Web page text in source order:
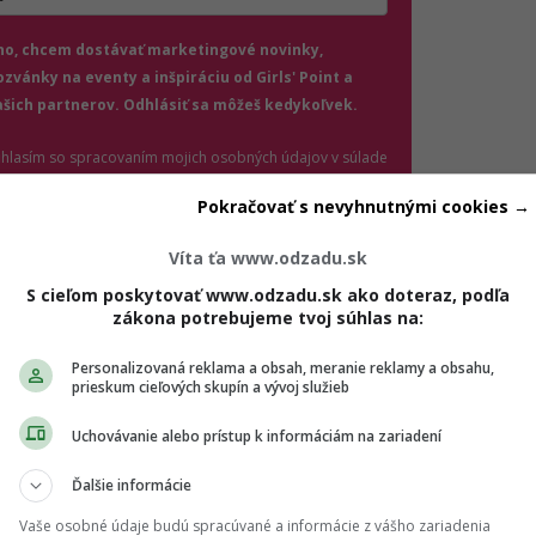
chcem dostávať marketingové novinky,
na eventy a inšpiráciu od Girls' Point a
partnerov. Odhlásiť sa môžeš kedykoľvek.
so spracovaním mojich osobných údajov v súlade
a podľaPodmienok ochrany súkromia(otvorí sa v novom okne)
a
(otvorí sa v novom okne)
Prihlásiť sa na odber
zbytočne neriskuj s rýchlymi zárobkami. Drž sa
na internete.
držanie tela. Dlhé sedenie pred počítačom ti nerobí
Víta ťa www.odzadu.sk
S cieľom poskytovať www.odzadu.sk ako doteraz, podľa
zákona potrebujeme tvoj súhlas na:
Personalizovaná reklama a obsah, meranie reklamy a obsahu,
prieskum cieľových skupín a vývoj služieb
Uchovávanie alebo prístup k informáciám na zariadení
Ďalšie informácie
Vaše osobné údaje budú spracúvané a informácie z vášho zariadenia
Pokračovať s nevyhnutnými cookies →